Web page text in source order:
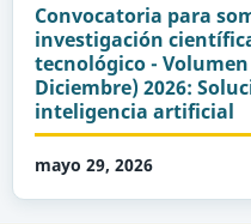
Convocatoria para
investigación
tecnológico - Volumen
Diciembre) 2026:
inteligencia artificial
mayo 29, 2026